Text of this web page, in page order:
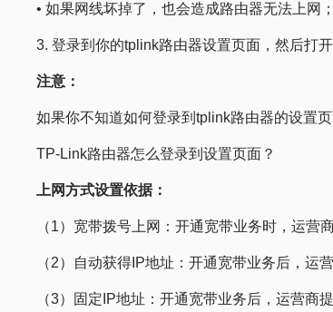
• 如果网线坏掉了，也会造成路由器无法上网
3. 登录到你的tplink路由器设置页面，然后打
注意：
如果你不知道如何登录到tplink路由器的设置
TP-Link路由器怎么登录到设置页面？
上网方式设置依据：
（1）宽带拨号上网：开通宽带业务时，运营
（2）自动获得IP地址：开通宽带业务后，运
（3）固定IP地址：开通宽带业务后，运营商